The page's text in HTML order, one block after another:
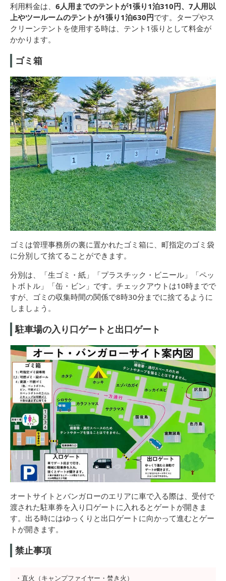
利用料金は、 6人用までのテントが1張り1泊310円、7人用以
上やツールームのテントが1張り1泊630円です。タープやス
クリーンテントを使用する時は、テント1張りとして料金が
かかります。
ゴミ箱
ゴミは管理事務所の裏に置かれたゴミ箱に、町指定のゴミ袋
に分別して捨てることができます。
分別は、「生ゴミ・紙」「プラスチック・ビニール」「ペッ
トボトル」「缶・ビン」です。チェックアウトは10時までで
すが、ゴミの収集時間の関係で8時30分までに捨てるように
しましょう。
駐車場の入り口ゲートと出口ゲート
オートサイトとバンガローのエリアに車で入る際は、受付で
渡された駐車券を入り口ゲートに入れるとゲートが開きま
す。出る時にはゆっくりと出口ゲートに向かって進むとゲー
トが開きます。
禁止事項
・直火（キャンプファイヤー・焚き火）